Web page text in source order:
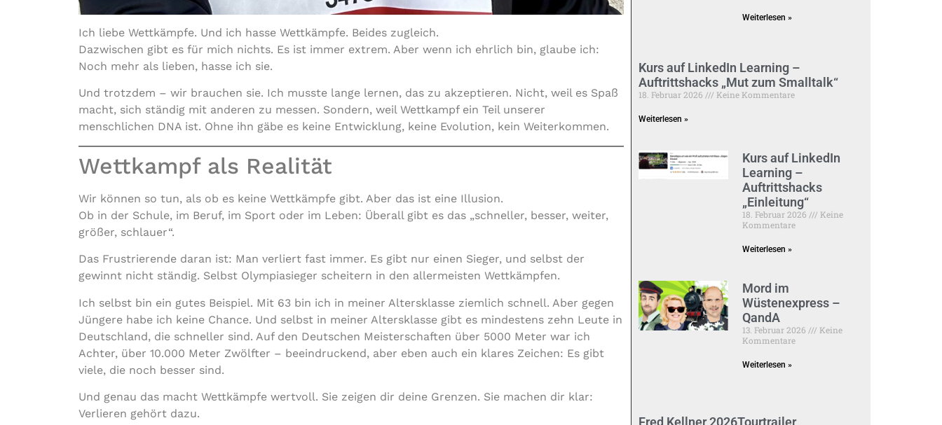
Ich liebe Wettkämpfe. Und ich hasse Wettkämpfe. Beides zugleich.
Dazwischen gibt es für mich nichts. Es ist immer extrem. Aber wenn ich ehrlich bin, glaube ich:
Noch mehr als lieben, hasse ich sie.
Und trotzdem – wir brauchen sie. Ich musste lange lernen, das zu akzeptieren. Nicht, weil es Spaß
macht, sich ständig mit anderen zu messen. Sondern, weil Wettkampf ein Teil unserer
menschlichen DNA ist. Ohne ihn gäbe es keine Entwicklung, keine Evolution, kein Weiterkommen.
Wettkampf als Realität
Wir können so tun, als ob es keine Wettkämpfe gibt. Aber das ist eine Illusion.
Ob in der Schule, im Beruf, im Sport oder im Leben: Überall gibt es das „schneller, besser, weiter,
größer, schlauer“.
Das Frustrierende daran ist: Man verliert fast immer. Es gibt nur einen Sieger, und selbst der
gewinnt nicht ständig. Selbst Olympiasieger scheitern in den allermeisten Wettkämpfen.
Ich selbst bin ein gutes Beispiel. Mit 63 bin ich in meiner Altersklasse ziemlich schnell. Aber gegen
Jüngere habe ich keine Chance. Und selbst in meiner Altersklasse gibt es mindestens zehn Leute in
Deutschland, die schneller sind. Auf den Deutschen Meisterschaften über 5000 Meter war ich
Achter, über 10.000 Meter Zwölfter – beeindruckend, aber eben auch ein klares Zeichen: Es gibt
viele, die noch besser sind.
Und genau das macht Wettkämpfe wertvoll. Sie zeigen dir deine Grenzen. Sie machen dir klar:
Verlieren gehört dazu.
Weiterlesen »
Kurs auf LinkedIn Learning –
Auftrittshacks „Mut zum Smalltalk“
18. Februar 2026 Keine Kommentare
Weiterlesen »
Kurs auf LinkedIn
Learning –
Auftrittshacks
„Einleitung“
18. Februar 2026
Keine
Kommentare
Weiterlesen »
Mord im
Wüstenexpress –
QandA
13. Februar 2026
Keine
Kommentare
Weiterlesen »
Fred Kellner 2026Tourtrailer